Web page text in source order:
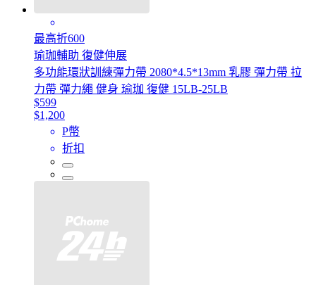
最高折600
瑜珈輔助 復健伸展
多功能環狀訓練彈力帶 2080*4.5*13mm 乳膠 彈力帶 拉
力帶 彈力繩 健身 瑜珈 復健 15LB-25LB
$599
$1,200
P幣
折扣